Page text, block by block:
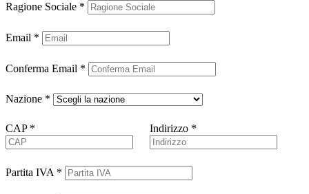
Ragione Sociale *
Email *
Conferma Email *
Nazione *
CAP * Indirizzo *
Partita IVA *